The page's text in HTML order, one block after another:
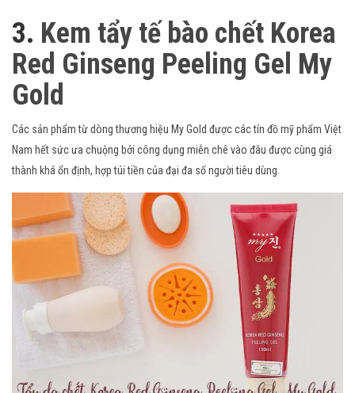
3. Kem tẩy tế bào chết Korea
Red Ginseng Peeling Gel My
Gold
Các sản phẩm từ dòng thương hiệu My Gold được các tín đồ mỹ phẩm Việt
Nam hết sức ưa chuộng bởi công dụng miễn chê vào đâu được cùng giá
thành khá ổn định, hợp túi tiền của đại đa số người tiêu dùng.